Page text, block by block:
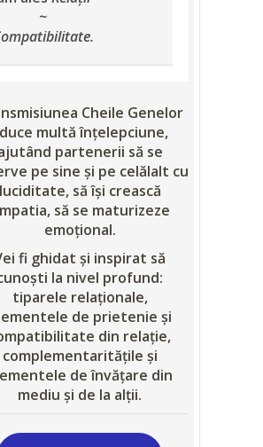
~
Cheile Genelor
multă înțelepciune,
partenerii să se
pe sine și pe celălalt cu
luciditate, să își crească
să se maturizeze
emoțional.
fi ghidat și inspirat să
la nivel profund:
tiparele relaționale,
de prietenie și
din relație,
complementaritățile și
de învățare din
mediu și de la alții.